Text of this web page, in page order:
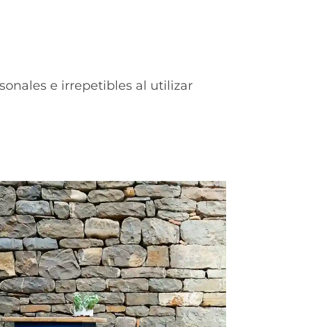
e irrepetibles al utilizar